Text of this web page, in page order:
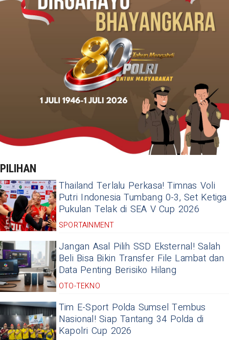
PILIHAN
Thailand Terlalu Perkasa! Timnas Voli
Putri Indonesia Tumbang 0-3, Set Ketiga
Pukulan Telak di SEA V Cup 2026
SPORTAINMENT
Jangan Asal Pilih SSD Eksternal! Salah
Beli Bisa Bikin Transfer File Lambat dan
Data Penting Berisiko Hilang
OTO-TEKNO
Tim E-Sport Polda Sumsel Tembus
Nasional! Siap Tantang 34 Polda di
Kapolri Cup 2026